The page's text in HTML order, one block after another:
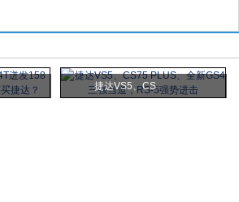
捷达VS5、CS